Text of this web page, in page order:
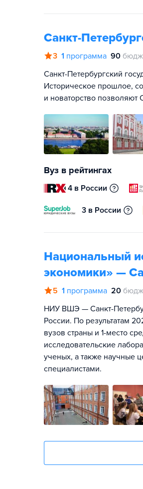
Санкт-
3 1 программа 90
Санкт-Петербургский
Историческое прошлое,
и новаторство
Вуз в рейтингах
4 в России
3 в России
Национальный
экономики» —
5 1 программа 20
НИУ ВШЭ — Санкт-
России. По результатам
вузов страны и 1-место
исследовательские
ученых, а также научные
специалистами.